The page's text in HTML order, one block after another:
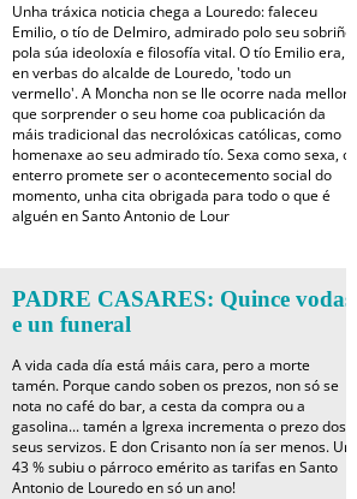
Unha tráxica noticia chega a Louredo: faleceu
Emilio, o tío de Delmiro, admirado polo seu sobriño
pola súa ideoloxía e filosofía vital. O tío Emilio era,
en verbas do alcalde de Louredo, 'todo un
vermello'. A Moncha non se lle ocorre nada mellor
que sorprender o seu home coa publicación da
máis tradicional das necrolóxicas católicas, como
homenaxe ao seu admirado tío. Sexa como sexa, o
enterro promete ser o acontecemento social do
momento, unha cita obrigada para todo o que é
alguén en Santo Antonio de Lour
PADRE CASARES: Quince vodas
e un funeral
A vida cada día está máis cara, pero a morte
tamén. Porque cando soben os prezos, non só se
nota no café do bar, a cesta da compra ou a
gasolina... tamén a Igrexa incrementa o prezo dos
seus servizos. E don Crisanto non ía ser menos. Un
43 % subiu o párroco emérito as tarifas en Santo
Antonio de Louredo en só un ano!